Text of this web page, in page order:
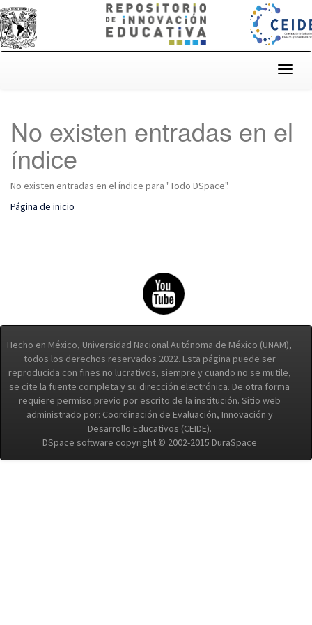
No existen entradas en el
índice
No existen entradas en el índice para "Todo DSpace".
Página de inicio
Hecho en México, Universidad Nacional Autónoma de México (UNAM),
todos los derechos reservados 2022. Esta página puede ser
reproducida con fines no lucrativos, siempre y cuando no se mutile,
se cite la fuente completa y su dirección electrónica. De otra forma
requiere permiso previo por escrito de la institución. Sitio web
administrado por: Coordinación de Evaluación, Innovación y
Desarrollo Educativos (CEIDE).
DSpace software copyright © 2002-2015 DuraSpace